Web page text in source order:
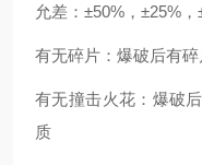
允差：±50%，±25%
有无碎片：爆破后有
有无撞击火花：爆破
质